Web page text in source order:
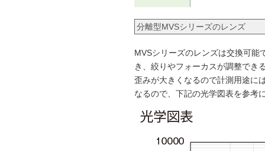
分離型MVSシリーズのレンズ
MVSシリーズのレンズは交換可能
き、絞りやフォーカスが調整でき
歪みが大きくなるので計測用途に
なるので、下記の光学図表を参考